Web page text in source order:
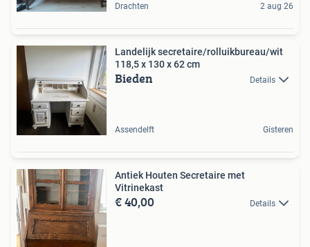
Drachten 2 aug 26
Landelijk secretaire/rolluikbureau/wit
118,5 x 130 x 62 cm
Bieden Details
Assendelft Gisteren
Antiek Houten Secretaire met
Vitrinekast
€ 40,00 Details